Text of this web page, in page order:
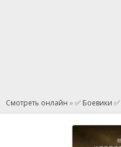
Смотреть онлайн »✅ Боевики ✅